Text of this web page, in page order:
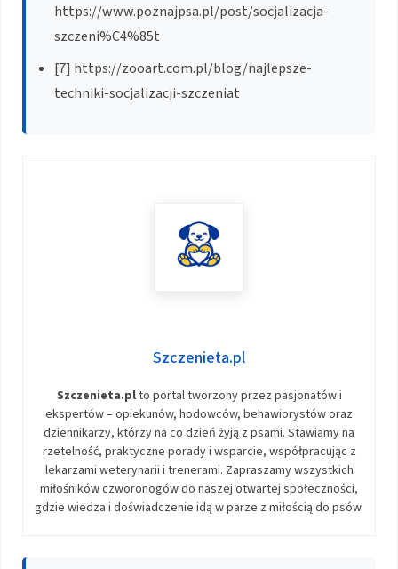
https://www.poznajpsa.pl/post/socjalizacja-
szczeni%C4%85t
[7] https://zooart.com.pl/blog/najlepsze-
techniki-socjalizacji-szczeniat
Szczenieta.pl
Szczenieta.plto portal tworzony przez pasjonatów i
ekspertów – opiekunów, hodowców, behawiorystów oraz
dziennikarzy, którzy na co dzień żyją z psami. Stawiamy na
rzetelność, praktyczne porady i wsparcie, współpracując z
lekarzami weterynarii i trenerami. Zapraszamy wszystkich
miłośników czworonogów do naszej otwartej społeczności,
gdzie wiedza i doświadczenie idą w parze z miłością do psów.